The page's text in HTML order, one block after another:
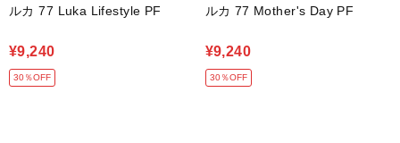
ルカ 77 Luka Lifestyle PF
¥9,240
30％OFF
ルカ 77 Mother's Day PF
¥9,240
30％OFF